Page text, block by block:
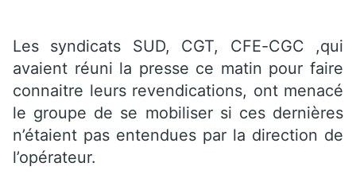
Les syndicats SUD, CGT, CFE-CGC ,qui
avaient réuni la presse ce matin pour faire
connaitre leurs revendications, ont menacé
le groupe de se mobiliser si ces dernières
n’étaient pas entendues par la direction de
l’opérateur.